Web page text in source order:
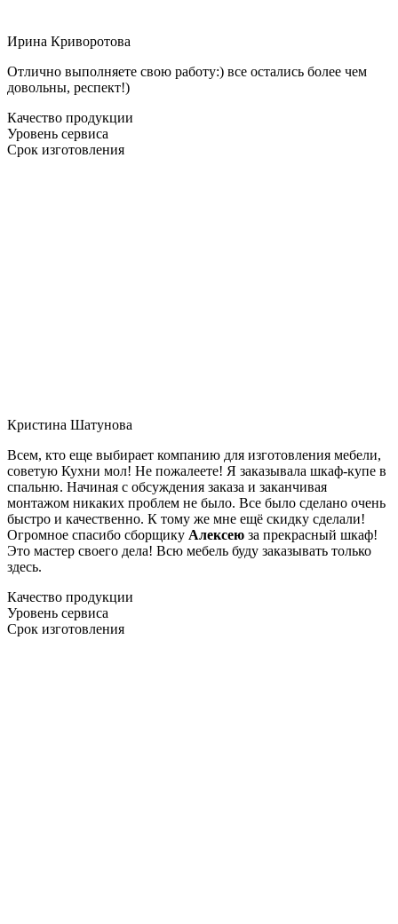
Ирина Криворотова
Отлично выполняете свою работу:) все остались более чем
довольны, респект!)
Качество продукции
Уровень сервиса
Срок изготовления
Кристина Шатунова
Всем, кто еще выбирает компанию для изготовления мебели,
советую Кухни мол! Не пожалеете! Я заказывала шкаф-купе в
спальню. Начиная с обсуждения заказа и заканчивая
монтажом никаких проблем не было. Все было сделано очень
быстро и качественно. К тому же мне ещё скидку сделали!
Огромное спасибо сборщику Алексею за прекрасный шкаф!
Это мастер своего дела! Всю мебель буду заказывать только
здесь.
Качество продукции
Уровень сервиса
Срок изготовления